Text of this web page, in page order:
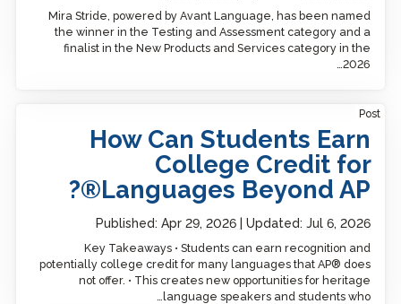
Mira Stride, powered by Avant Language, has been named
the winner in the Testing and Assessment category and a
finalist in the New Products and Services category in the
2026…
Post
How Can Students Earn
College Credit for
Languages Beyond AP®?
Published:Apr 29, 2026 Updated:Jul 6, 2026
Key Takeaways • Students can earn recognition and
potentially college credit for many languages that AP® does
not offer. • This creates new opportunities for heritage
language speakers and students who…